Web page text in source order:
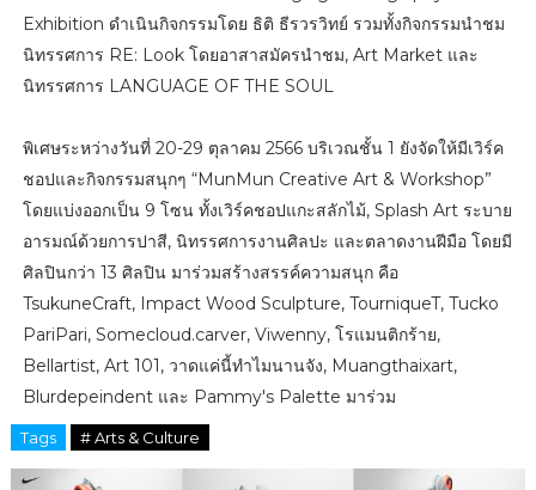
Exhibition ดำเนินกิจกรรมโดย ธิติ ธีรวรวิทย์ รวมทั้งกิจกรรมนำชม
นิทรรศการ RE: Look โดยอาสาสมัครนำชม, Art Market และ
นิทรรศการ LANGUAGE OF THE SOUL
พิเศษระหว่างวันที่ 20-29 ตุลาคม 2566 บริเวณชั้น 1 ยังจัดให้มีเวิร์ค
ชอปและกิจกรรมสนุกๆ “MunMun Creative Art & Workshop”
โดยแบ่งออกเป็น 9 โซน ทั้งเวิร์คชอปแกะสลักไม้, Splash Art ระบาย
อารมณ์ด้วยการปาสี, นิทรรศการงานศิลปะ และตลาดงานฝีมือ โดยมี
ศิลปินกว่า 13 ศิลปิน มาร่วมสร้างสรรค์ความสนุก คือ
TsukuneCraft, Impact Wood Sculpture, TourniqueT, Tucko
PariPari, Somecloud.carver, Viwenny, โรแมนติกร้าย,
Bellartist, Art 101, วาดแค่นี้ทำไมนานจัง, Muangthaixart,
Blurdepeindent และ Pammy's Palette มาร่วม
Tags # Arts & Culture